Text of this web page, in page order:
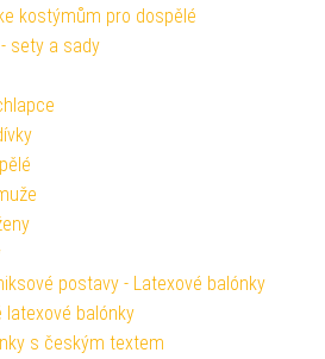
kostýmům pro dospělé
sety a sady
postavy - Latexové balónky
latexové balónky
s českým textem